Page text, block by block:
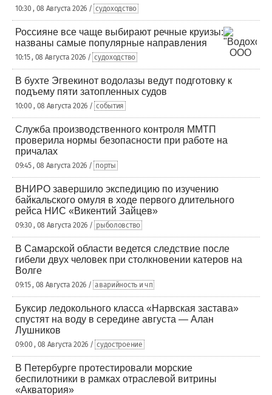
10:30 , 08 Августа 2026 / судоходство
Россияне все чаще выбирают речные круизы:
названы самые популярные направления
10:15 , 08 Августа 2026 / судоходство
В бухте Эгвекинот водолазы ведут подготовку к
подъему пяти затопленных судов
10:00 , 08 Августа 2026 / события
Служба производственного контроля ММТП
проверила нормы безопасности при работе на
причалах
09:45 , 08 Августа 2026 / порты
ВНИРО завершило экспедицию по изучению
байкальского омуля в ходе первого длительного
рейса НИС «Викентий Зайцев»
09:30 , 08 Августа 2026 / рыболовство
В Самарской области ведется следствие после
гибели двух человек при столкновении катеров на
Волге
09:15 , 08 Августа 2026 / аварийность и чп
Буксир ледокольного класса «Нарвская застава»
спустят на воду в середине августа — Алан
Лушников
09:00 , 08 Августа 2026 / судостроение
В Петербурге протестировали морские
беспилотники в рамках отраслевой витрины
«Акватория»